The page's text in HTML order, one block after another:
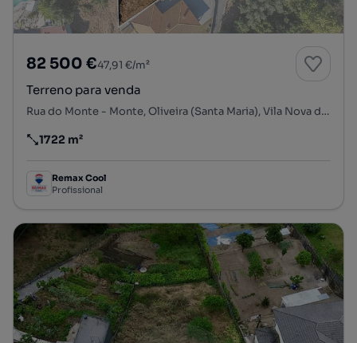
82 500 €47,91 €/m²
Terreno para venda
Rua do Monte - Monte, Oliveira (Santa Maria), Vila Nova de Famalicão, Braga
Preço por metro quadrado
1722 m²
Remax Cool
Profissional